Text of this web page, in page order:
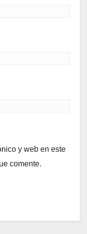
y web en este
comente.